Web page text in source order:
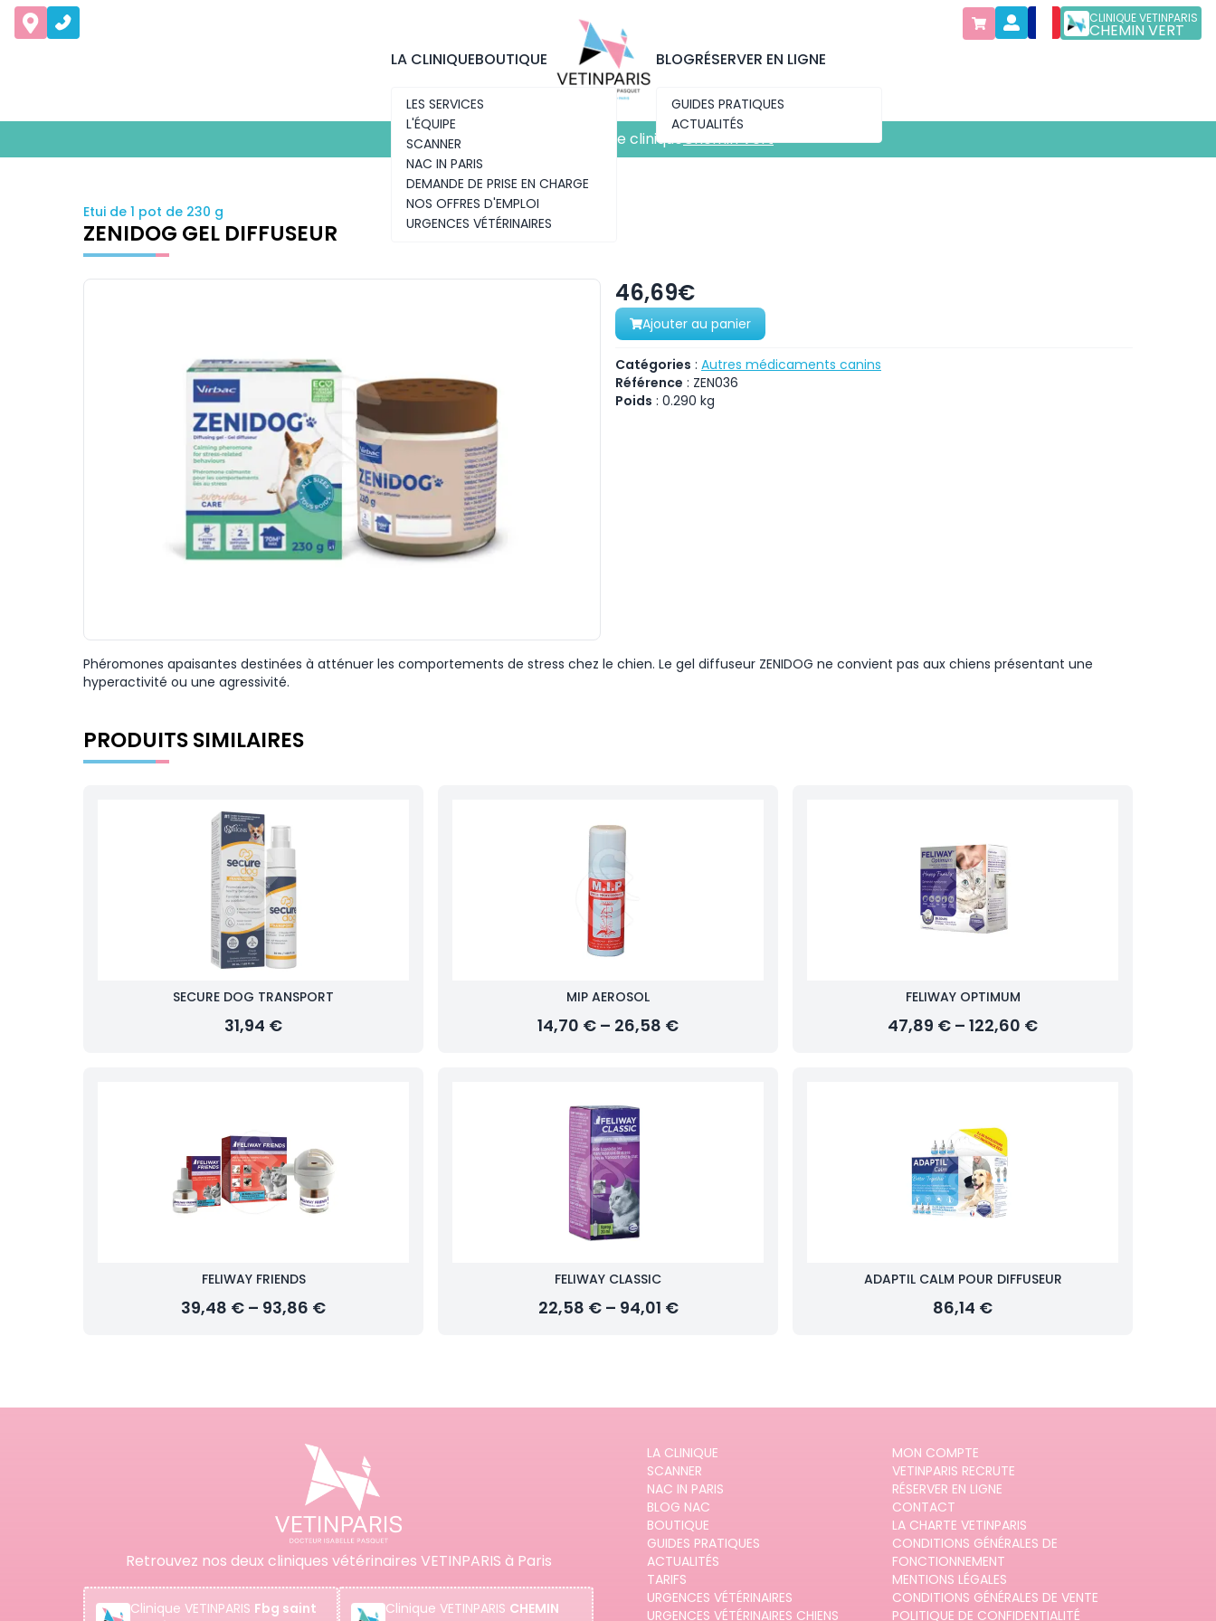
CLINIQUE VETINPARIS
CHEMIN VERT
LA CLINIQUE
LES SERVICES
L'ÉQUIPE
SCANNER
NAC IN PARIS
DEMANDE DE PRISE EN CHARGE
NOS OFFRES D'EMPLOI
URGENCES VÉTÉRINAIRES
BOUTIQUE BLOG
GUIDES PRATIQUES
ACTUALITÉS
RÉSERVER EN LIGNE
Découvrez notre nouvelle cliniqueChemin Vert
Découvrez notre nouvelle clinique
Etui de 1 pot de 230 g
ZENIDOG GEL DIFFUSEUR
46,69€
Ajouter au panier
Catégories : Autres médicaments canins
Référence : ZEN036
Poids : 0.290 kg
Phéromones apaisantes destinées à atténuer les comportements de stress chez le chien. Le gel diffuseur ZENIDOG ne convient pas aux chiens présentant une
hyperactivité ou une agressivité.
PRODUITS SIMILAIRES
SECURE DOG TRANSPORT
31,94 €
MIP AEROSOL
14,70 € – 26,58 €
FELIWAY OPTIMUM
47,89 € – 122,60 €
FELIWAY FRIENDS
39,48 € – 93,86 €
FELIWAY CLASSIC
22,58 € – 94,01 €
ADAPTIL CALM POUR DIFFUSEUR
86,14 €
Retrouvez nos deux cliniques vétérinaires VETINPARIS à Paris
Clinique VETINPARIS Fbg saint
Clinique VETINPARIS CHEMIN
LA CLINIQUE
SCANNER
NAC IN PARIS
BLOG NAC
BOUTIQUE
GUIDES PRATIQUES
ACTUALITÉS
TARIFS
URGENCES VÉTÉRINAIRES
URGENCES VÉTÉRINAIRES CHIENS
MON COMPTE
VETINPARIS RECRUTE
RÉSERVER EN LIGNE
CONTACT
LA CHARTE VETINPARIS
CONDITIONS GÉNÉRALES DE
FONCTIONNEMENT
MENTIONS LÉGALES
CONDITIONS GÉNÉRALES DE VENTE
POLITIQUE DE CONFIDENTIALITÉ